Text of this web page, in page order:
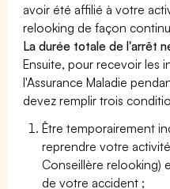
avoir été affilié à votre
relooking de façon
La durée totale de l'arrêt
Ensuite, pour recevoir les
l'Assurance Maladie
devez remplir trois
Être temporairement
reprendre votre
Conseillère relooking)
de votre accident ;